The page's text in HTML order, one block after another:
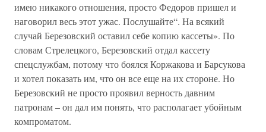
имею никакого отношения, просто Федоров пришел и
наговорил весь этот ужас. Послушайте“. На всякий
случай Березовский оставил себе копию кассеты». По
словам Стрелецкого, Березовский отдал кассету
спецслужбам, потому что боялся Коржакова и Барсукова
и хотел показать им, что он все еще на их стороне. Но
Березовский не просто проявил верность давним
патронам – он дал им понять, что располагает убойным
компроматом.